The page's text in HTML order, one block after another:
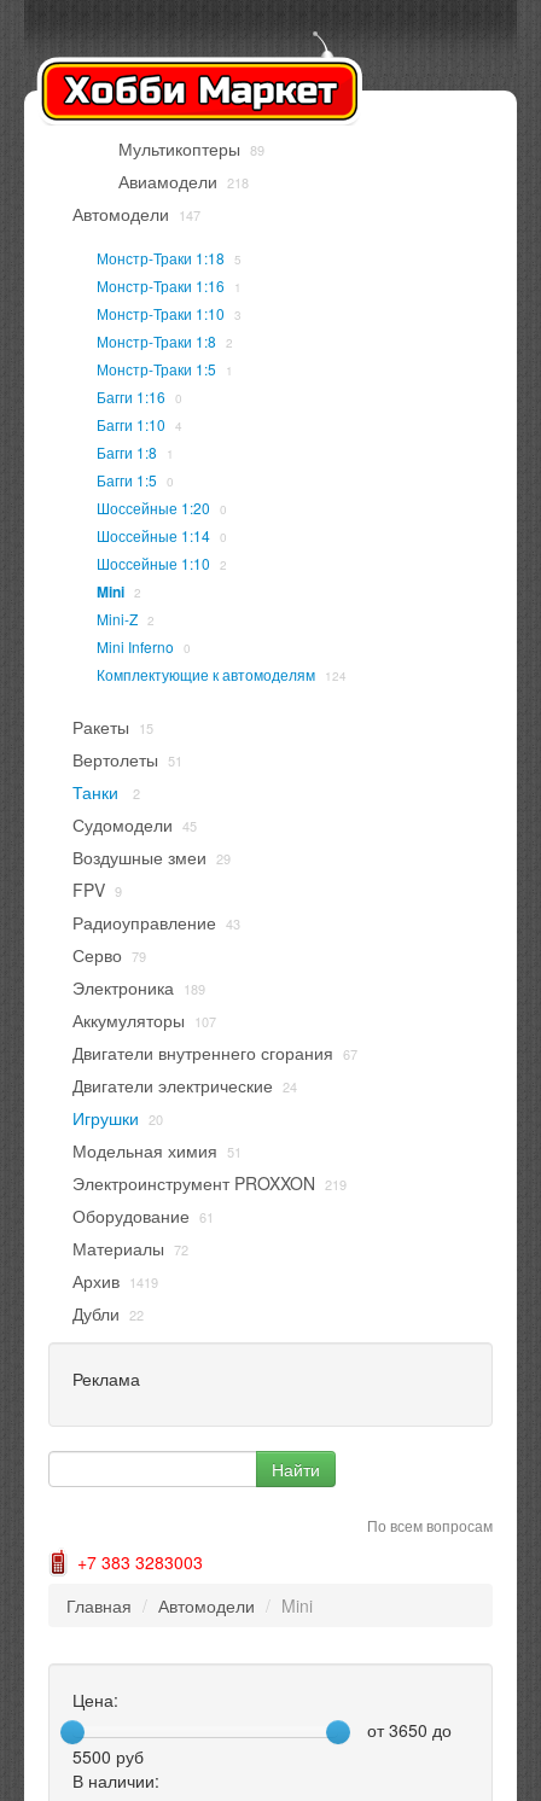
Оплата Доставка
Контакты
Вход
Регистрация
В корзине
Мультикоптеры 89
Авиамодели 218
Автомодели 147
Монстр-Траки 1:18 5
Монстр-Траки 1:16 1
Монстр-Траки 1:10 3
Монстр-Траки 1:8 2
Монстр-Траки 1:5 1
Багги 1:16 0
Багги 1:10 4
Багги 1:8 1
Багги 1:5 0
Шоссейные 1:20 0
Шоссейные 1:14 0
Шоссейные 1:10 2
Mini 2
Mini-Z 2
Mini Inferno 0
Комплектующие к автомоделям 124
Ракеты 15
Вертолеты 51
Танки 2
Судомодели 45
Воздушные змеи 29
FPV 9
Радиоуправление 43
Серво 79
Электроника 189
Аккумуляторы 107
Двигатели внутреннего сгорания 67
Двигатели электрические 24
Игрушки 20
Модельная химия 51
Электроинструмент PROXXON 219
Оборудование 61
Материалы 72
Архив 1419
Дубли 22
Реклама
По всем вопросам
+7 383 3283003
Главная / Автомодели / Mini
Цена:
от3650 до
5500 руб
В наличии: